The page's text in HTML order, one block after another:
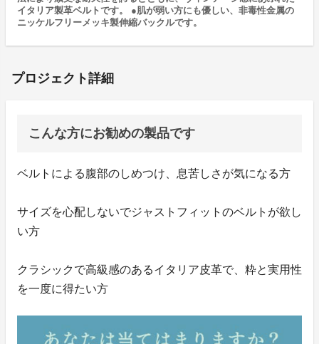
イタリア製革ベルトです。 ●肌が弱い方にも優しい、非毒性金属の
ニッケルフリーメッキ製伸縮バックルです。
プロジェクト詳細
こんな方にお勧めの製品です
ベルトによる腹部のしめつけ、息苦しさが気になる方
サイズを心配しないでジャストフィットのベルトが欲し
い方
クラシックで高級感のあるイタリア皮革で、粋と実用性
を一度に得たい方